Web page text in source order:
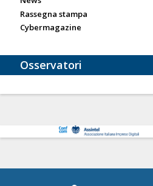
Rassegna stampa
Cybermagazine
Osservatori